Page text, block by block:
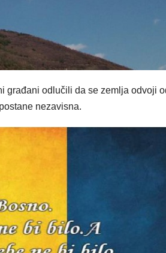
građani odlučili da se zemlja odvoji
nezavisna.